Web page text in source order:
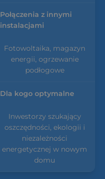
Połączenia z innymi
instalacjami
Fotowoltaika, magazyn
energii, ogrzewanie
podłogowe
Dla kogo optymalne
Inwestorzy szukający
oszczędności, ekologii i
niezależności
energetycznej w nowym
domu